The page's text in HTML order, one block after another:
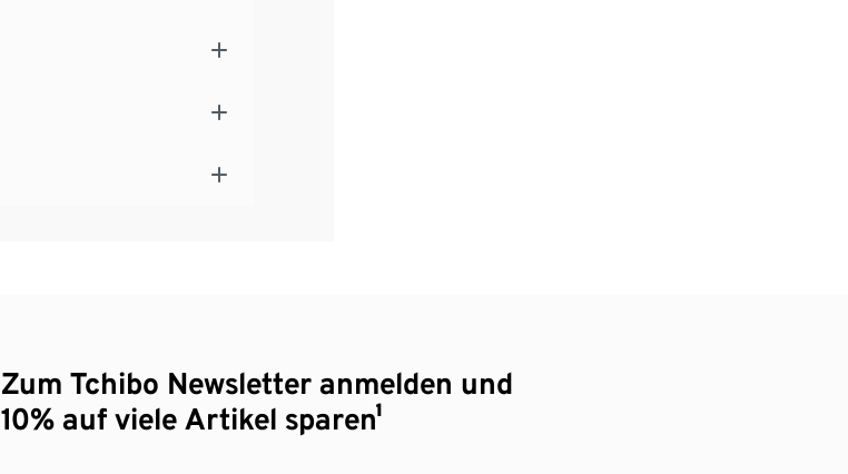
Zum Tchibo Newsletter anmelden und
10% auf viele Artikel sparen¹